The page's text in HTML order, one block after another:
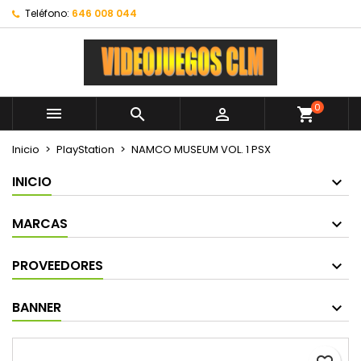
Teléfono: 646 008 044
   shopping_cart0
Inicio PlayStation NAMCO MUSEUM VOL. 1 PSX
INICIO
MARCAS
PROVEEDORES
BANNER